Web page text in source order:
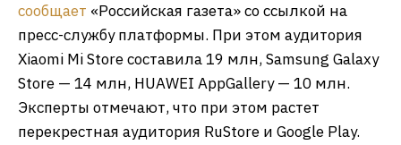
сообщает «Российская газета» со ссылкой на
пресс-службу платформы. При этом аудитория
Xiaomi Mi Store составила 19 млн, Samsung Galaxy
Store — 14 млн, HUAWEI AppGallery — 10 млн.
Эксперты отмечают, что при этом растет
перекрестная аудитория RuStore и Google Play.